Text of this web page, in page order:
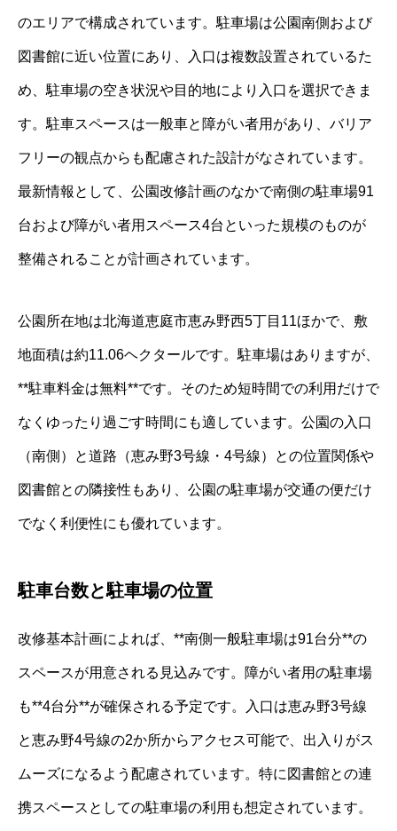
のエリアで構成されています。駐車場は公園南側および
図書館に近い位置にあり、入口は複数設置されているた
め、駐車場の空き状況や目的地により入口を選択できま
す。駐車スペースは一般車と障がい者用があり、バリア
フリーの観点からも配慮された設計がなされています。
最新情報として、公園改修計画のなかで南側の駐車場91
台および障がい者用スペース4台といった規模のものが
整備されることが計画されています。
公園所在地は北海道恵庭市恵み野西5丁目11ほかで、敷
地面積は約11.06ヘクタールです。駐車場はありますが、
**駐車料金は無料**です。そのため短時間での利用だけで
なくゆったり過ごす時間にも適しています。公園の入口
（南側）と道路（恵み野3号線・4号線）との位置関係や
図書館との隣接性もあり、公園の駐車場が交通の便だけ
でなく利便性にも優れています。
駐車台数と駐車場の位置
改修基本計画によれば、**南側一般駐車場は91台分**の
スペースが用意される見込みです。障がい者用の駐車場
も**4台分**が確保される予定です。入口は恵み野3号線
と恵み野4号線の2か所からアクセス可能で、出入りがス
ムーズになるよう配慮されています。特に図書館との連
携スペースとしての駐車場の利用も想定されています。